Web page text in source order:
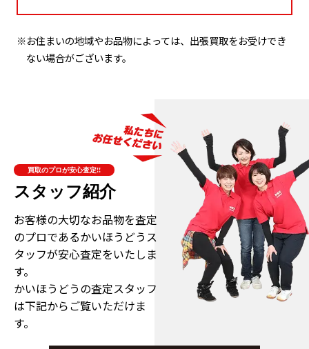
※お住まいの地域やお品物によっては、出張買取をお受けでき
ない場合がございます。
買取のプロが安心査定!!
スタッフ紹介
お客様の大切なお品物を査定
のプロであるかいほうどうス
タッフが安心査定をいたしま
す。
かいほうどうの査定スタッフ
は下記からご覧いただけま
す。